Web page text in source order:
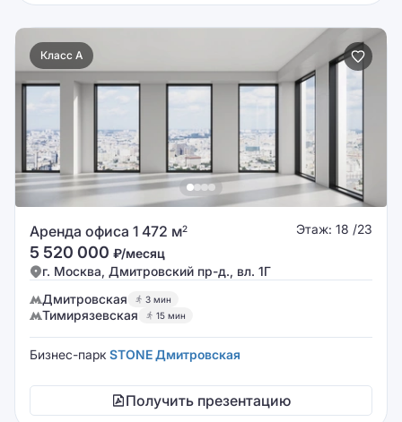
Класс A
Аренда офиса 1 472 м2 Этаж: 18 /23
5 520 000 ₽/месяц
г. Москва, Дмитровский пр-д., вл. 1Г
Дмитровская
3 мин
Тимирязевская 15 мин
Бизнес-парк STONE Дмитровская
Получить презентацию